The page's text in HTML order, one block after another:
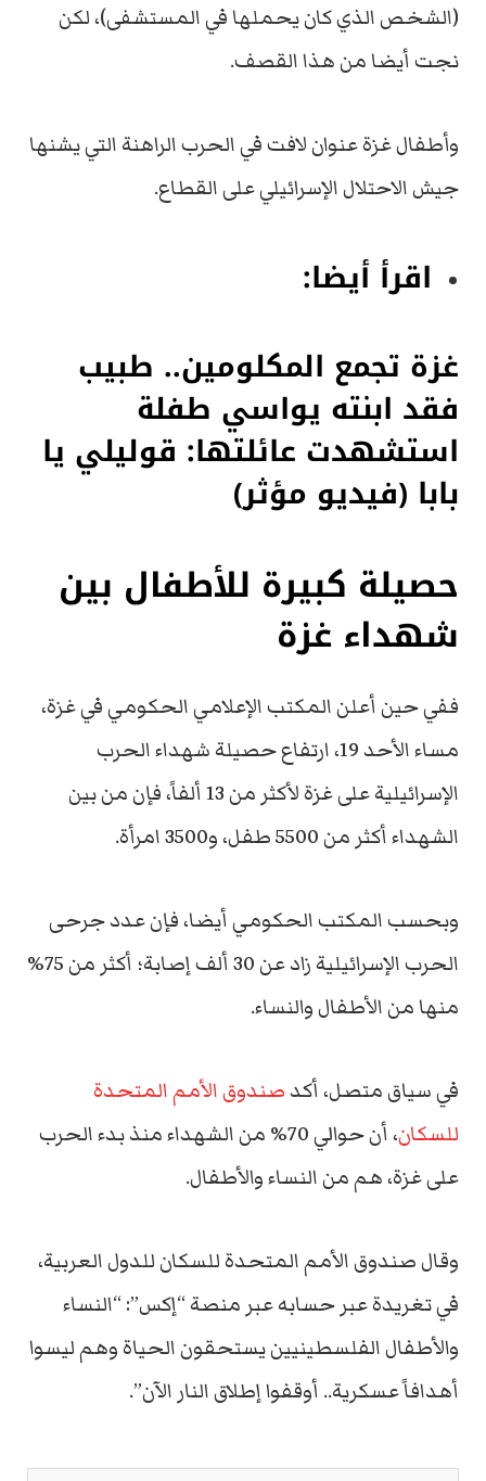
(الشخص الذي كان يحملها في المستشفى)، لكن
نجت أيضا من هذا القصف.
وأطفال غزة عنوان لافت في الحرب الراهنة التي يشنها
جيش الاحتلال الإسرائيلي على القطاع.
اقرأ أيضا:
غزة تجمع المكلومين.. طبيب
فقد ابنته يواسي طفلة
استشهدت عائلتها: قوليلي يا
بابا (فيديو مؤثر)
حصيلة كبيرة للأطفال بين
شهداء غزة
ففي حين أعلن المكتب الإعلامي الحكومي في غزة،
مساء الأحد 19، ارتفاع حصيلة شهداء الحرب
الإسرائيلية على غزة لأكثر من 13 ألفاً، فإن من بين
الشهداء أكثر من 5500 طفل، و3500 امرأة.
وبحسب المكتب الحكومي أيضا، فإن عدد جرحى
الحرب الإسرائيلية زاد عن 30 ألف إصابة؛ أكثر من 75%
منها من الأطفال والنساء.
في سياق متصل، أكدصندوق الأمم المتحدة
للسكان
، أن حوالي 70% من الشهداء منذ بدء الحرب
على غزة، هم من النساء والأطفال.
وقال صندوق الأمم المتحدة للسكان للدول العربية،
في تغريدة عبر حسابه عبر منصة “إكس”: “النساء
والأطفال الفلسطينيين يستحقون الحياة وهم ليسوا
أهدافاً عسكرية.. أوقفوا إطلاق النار الآن”.